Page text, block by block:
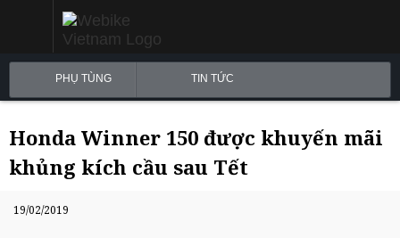
PHỤ TÙNG TIN TỨC
Honda Winner 150 được khuyến mãi
khủng kích cầu sau Tết
19/02/2019